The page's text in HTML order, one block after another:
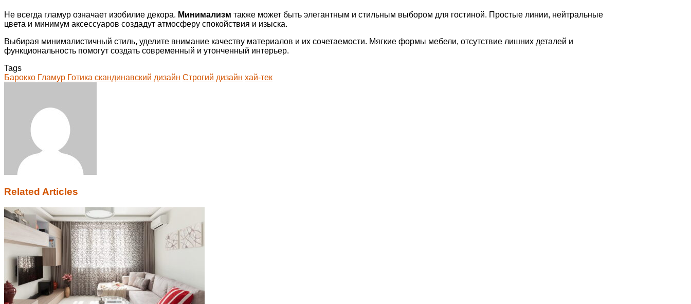
Не всегда гламур означает изобилие декора. Минимализм также может быть элегантным и стильным выбором для гостиной. Простые линии, нейтральные
цвета и минимум аксессуаров создадут атмосферу спокойствия и изыска.
Выбирая минималистичный стиль, уделите внимание качеству материалов и их сочетаемости. Мягкие формы мебели, отсутствие лишних деталей и
функциональность помогут создать современный и утонченный интерьер.
Tags
Барокко Гламур Готика скандинавский дизайн Строгий дизайн хай-тек
Related Articles